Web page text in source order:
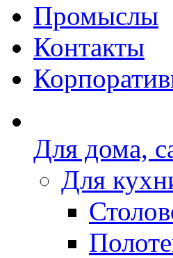
Промыслы
Контакты
Для дома,
Для